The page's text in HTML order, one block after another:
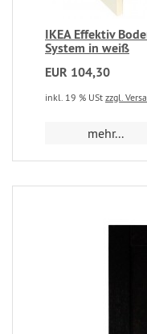
IKEA Effektiv
System in weiß
EUR 104,30
inkl. 19 % USt zzgl.
mehr...